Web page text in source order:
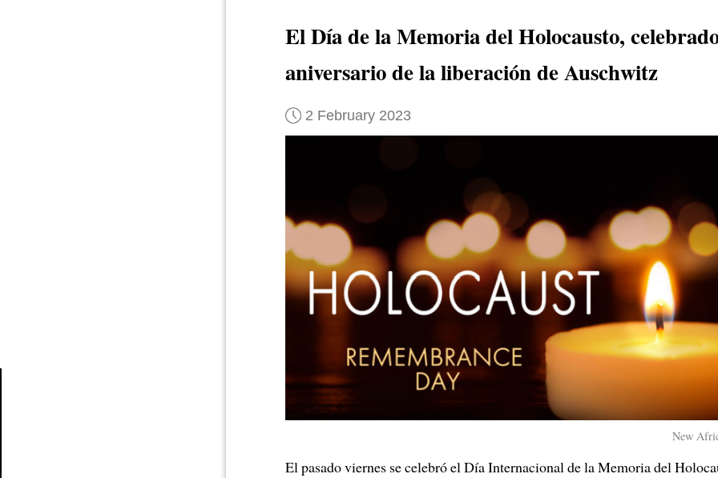
El Día de la Memoria del Holocausto,
aniversario de la liberación de Auschwitz
2 February 2023
New
El pasado viernes se celebró el Día Internacional de la Memoria del